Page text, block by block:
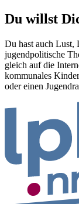
Du willst
Du hast auch
jugendpolitische
gleich auf die
kommunales
oder einen